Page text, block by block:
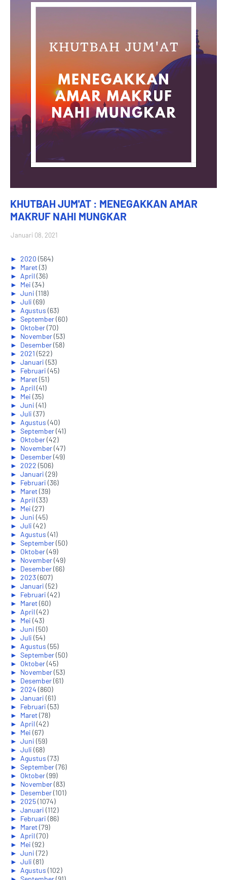
KHUTBAH JUM'AT : MENEGAKKAN AMAR
MAKRUF NAHI MUNGKAR
Januari 08, 2021
► 2020 (564)
► Maret(3)
► April(36)
► Mei (34)
► Juni (118)
► Juli (69)
► Agustus (63)
► September(60)
► Oktober(70)
► November(53)
► Desember(58)
► 2021 (522)
► Januari (53)
► Februari (45)
► Maret(51)
► April(41)
► Mei (35)
► Juni (41)
► Juli (37)
► Agustus (40)
► September(41)
► Oktober(42)
► November(47)
► Desember(49)
► 2022 (506)
► Januari (29)
► Februari (36)
► Maret(39)
► April(33)
► Mei (27)
► Juni (45)
► Juli (42)
► Agustus (41)
► September(50)
► Oktober(49)
► November(49)
► Desember(66)
► 2023(607)
► Januari (52)
► Februari (42)
► Maret(60)
► April(42)
► Mei (43)
► Juni (50)
► Juli (54)
► Agustus (55)
► September(50)
► Oktober(45)
► November(53)
► Desember(61)
► 2024 (860)
► Januari (61)
► Februari (53)
► Maret(78)
► April(42)
► Mei (67)
► Juni (59)
► Juli (68)
► Agustus (73)
► September(76)
► Oktober(99)
► November(83)
► Desember(101)
► 2025(1074)
► Januari (112)
► Februari (86)
► Maret(79)
► April(70)
► Mei (92)
► Juni (72)
► Juli (81)
► Agustus (102)